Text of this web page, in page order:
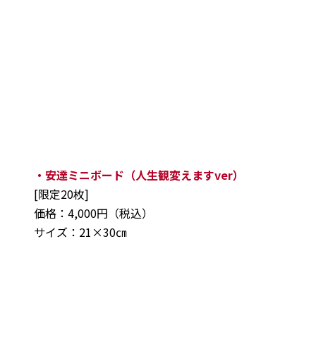
・安達ミニボード（人生観変えますver）
[限定20枚]
価格：4,000円（税込）
サイズ：21×30㎝